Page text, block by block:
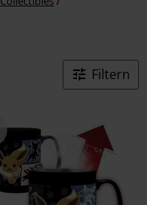
Filtern